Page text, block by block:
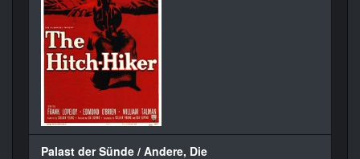
Palast der Sünde / Andere, Die